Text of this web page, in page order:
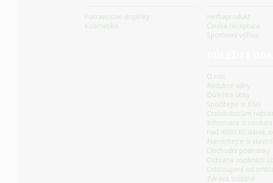
Potravinové doplňky
Kosmetika
Herbaprodukt
Čínská receptura
Sportovní výživa
O nás
Redukce váhy
Důležité látky
Spočítejte si BMI
Distributorům
Informace o cookies
nad 4000 Kč dárek
Namíchejte si
Obchodní podmínky
Ochrana osobních
Odstoupení od
Zdravá snídaně